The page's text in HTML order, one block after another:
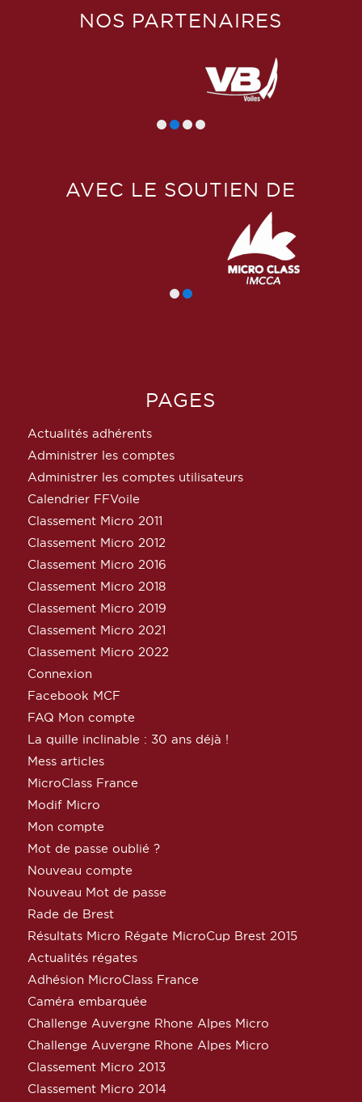
NOS PARTENAIRES
AVEC LE SOUTIEN DE
PAGES
Actualités adhérents
Administrer les comptes
Administrer les comptes utilisateurs
Calendrier FFVoile
Classement Micro 2011
Classement Micro 2012
Classement Micro 2016
Classement Micro 2018
Classement Micro 2019
Classement Micro 2021
Classement Micro 2022
Connexion
Facebook MCF
FAQ Mon compte
La quille inclinable : 30 ans déjà !
Mess articles
MicroClass France
Modif Micro
Mon compte
Mot de passe oublié ?
Nouveau compte
Nouveau Mot de passe
Rade de Brest
Résultats Micro Régate MicroCup Brest 2015
Actualités régates
Adhésion MicroClass France
Caméra embarquée
Challenge Auvergne Rhone Alpes Micro
Challenge Auvergne Rhone Alpes Micro
Classement Micro 2013
Classement Micro 2014